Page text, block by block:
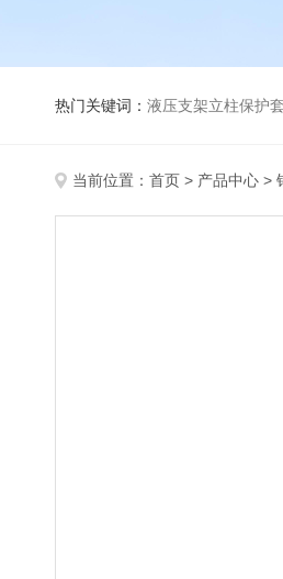
热门关键词： 液压支架立柱保护
当前位置： 首页 > 产品中心 >